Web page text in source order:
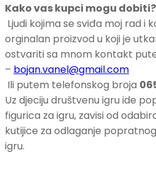
Kako vas kupci mogu dobiti?
Ljudi kojima se sviđa moj rad i
orginalan proizvod u koji je
ostvariti sa mnom kontakt
– bojan.vanel@gmail.com
Ili putem telefonskog broja
Uz djeciju društvenu igru ide
figurica za igru, zavisi od
kutijice za odlaganje
igru.